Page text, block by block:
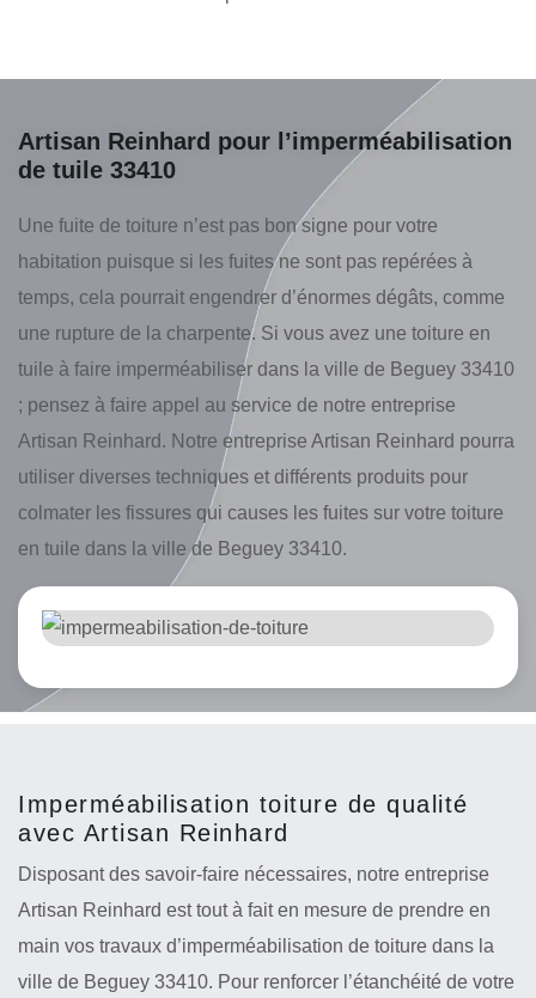
Artisan Reinhard pour l’imperméabilisation
de tuile 33410
Une fuite de toiture n’est pas bon signe pour votre
habitation puisque si les fuites ne sont pas repérées à
temps, cela pourrait engendrer d’énormes dégâts, comme
une rupture de la charpente. Si vous avez une toiture en
tuile à faire imperméabiliser dans la ville de Beguey 33410
; pensez à faire appel au service de notre entreprise
Artisan Reinhard. Notre entreprise Artisan Reinhard pourra
utiliser diverses techniques et différents produits pour
colmater les fissures qui causes les fuites sur votre toiture
en tuile dans la ville de Beguey 33410.
Imperméabilisation toiture de qualité
avec Artisan Reinhard
Disposant des savoir-faire nécessaires, notre entreprise
Artisan Reinhard est tout à fait en mesure de prendre en
main vos travaux d’imperméabilisation de toiture dans la
ville de Beguey 33410. Pour renforcer l’étanchéité de votre